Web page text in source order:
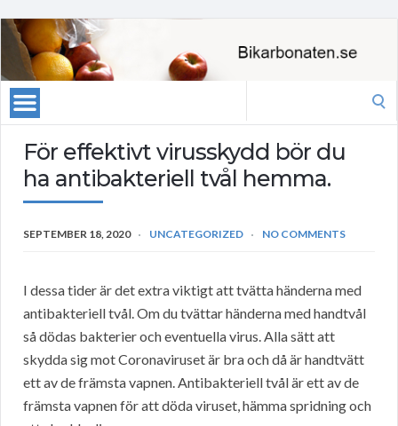
För effektivt virusskydd bör du
ha antibakteriell tvål hemma.
SEPTEMBER 18, 2020 UNCATEGORIZED NO COMMENTS
I dessa tider är det extra viktigt att tvätta händerna med
antibakteriell tvål. Om du tvättar händerna med handtvål
så dödas bakterier och eventuella virus. Alla sätt att
skydda sig mot Coronaviruset är bra och då är handtvätt
ett av de främsta vapnen. Antibakteriell tvål är ett av de
främsta vapnen för att döda viruset, hämma spridning och